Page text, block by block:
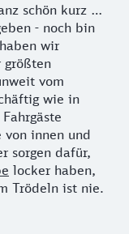
schön kurz …
- noch bin
wir
größten
vom
wie in
innen und
sorgen dafür,
locker haben,
Trödeln ist nie.